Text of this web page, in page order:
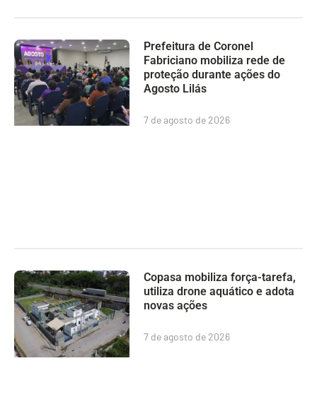
Prefeitura de Coronel
Fabriciano mobiliza rede de
proteção durante ações do
Agosto Lilás
7 de agosto de 2026
Copasa mobiliza força-tarefa,
utiliza drone aquático e adota
novas ações
7 de agosto de 2026